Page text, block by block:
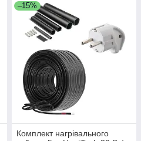
–15%
Комплект нагрівального